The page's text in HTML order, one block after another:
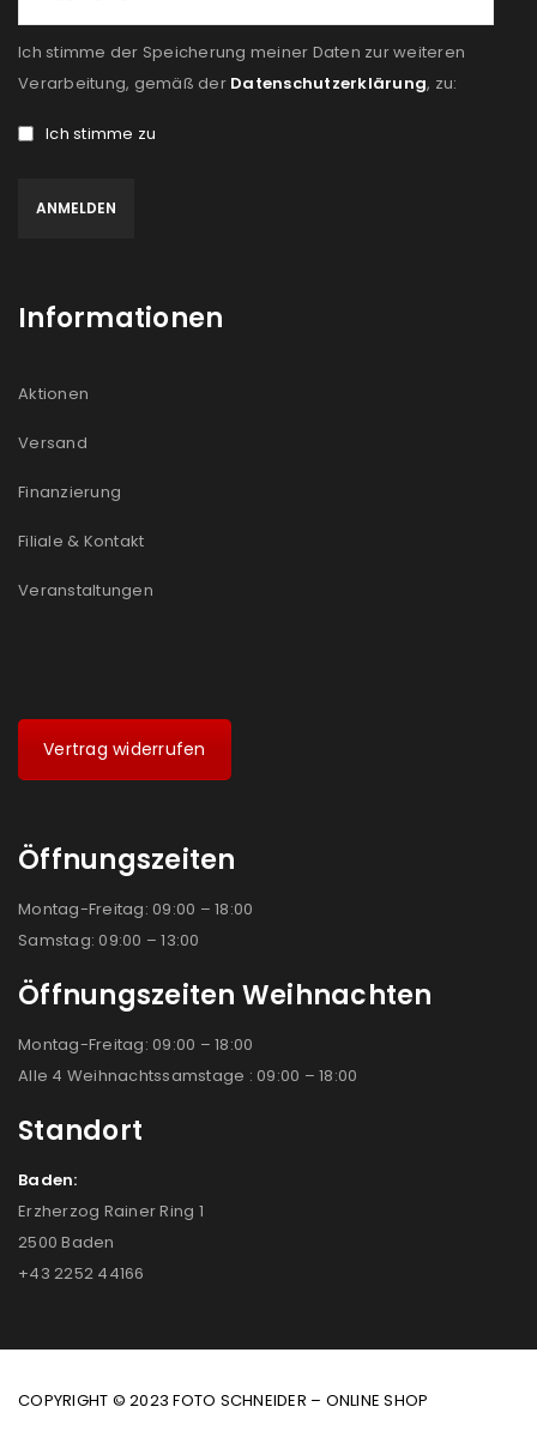
Ich stimme der Speicherung meiner Daten zur weiteren
Verarbeitung, gemäß der Datenschutzerklärung, zu:
Ich stimme zu
Informationen
Aktionen
Versand
Finanzierung
Filiale & Kontakt
Veranstaltungen
Vertrag widerrufen
Öffnungszeiten
Montag-Freitag: 09:00 – 18:00
Samstag: 09:00 – 13:00
Öffnungszeiten Weihnachten
Montag-Freitag: 09:00 – 18:00
Alle 4 Weihnachtssamstage : 09:00 – 18:00
Standort
Baden:
Erzherzog Rainer Ring 1
2500 Baden
+43 2252 44166
COPYRIGHT © 2023 FOTO SCHNEIDER – ONLINE SHOP